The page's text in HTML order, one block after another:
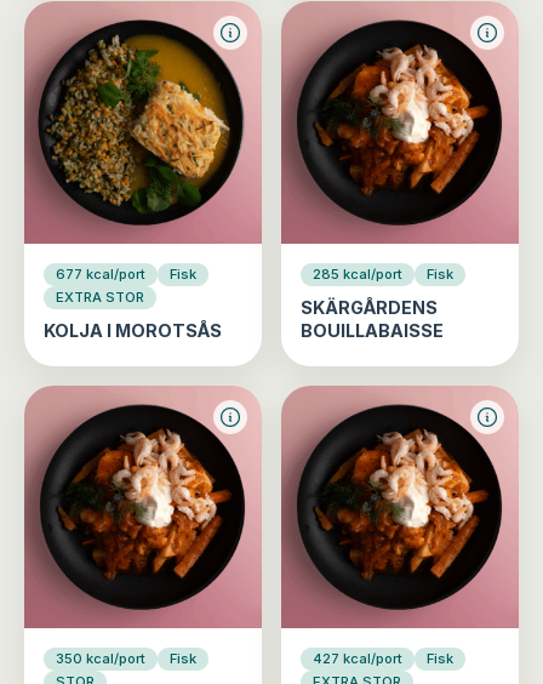
677 kcal/port
Fisk
EXTRA STOR
KOLJA I MOROTSÅS
285 kcal/port Fisk
SKÄRGÅRDENS
BOUILLABAISSE
350 kcal/port
Fisk
427 kcal/port
Fisk